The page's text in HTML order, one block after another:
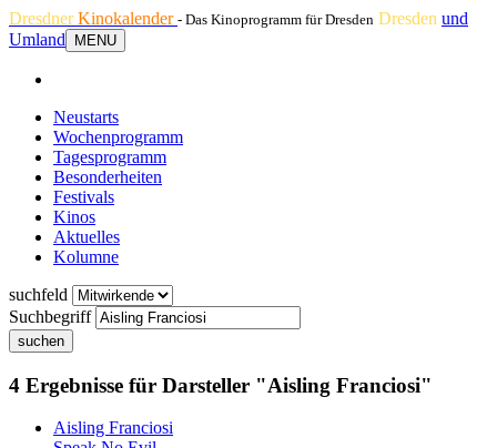
DresdnerKinokalender - Das Kinoprogramm für Dresden Dresden und
Umland
MENU
Neustarts
Wochenprogramm
Tagesprogramm
Besonderheiten
Festivals
Kinos
Aktuelles
Kolumne
suchfeld
Suchbegriff
suchen
4 Ergebnisse für Darsteller "Aisling Franciosi"
Aisling Franciosi